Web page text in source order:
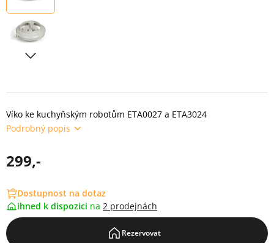
Víko ke kuchyňským robotům ETA0027 a ETA3024
Podrobný popis
299,-
Dostupnost na dotaz
ihned k dispozici na 2 prodejnách
Rezervovat